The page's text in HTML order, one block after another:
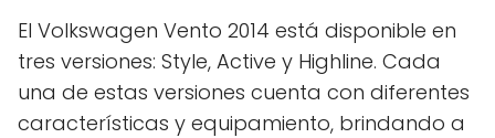
El Volkswagen Vento 2014 está disponible en
tres versiones: Style, Active y Highline. Cada
una de estas versiones cuenta con diferentes
características y equipamiento, brindando a